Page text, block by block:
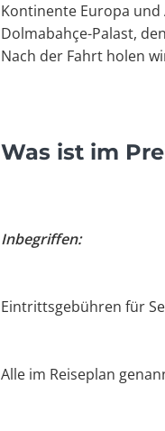
Kontinente Europa
Dolmabahçe-Palast,
Nach der Fahrt holen
Was ist im
Inbegriffen:
Eintrittsgebühren für
Alle im Reiseplan